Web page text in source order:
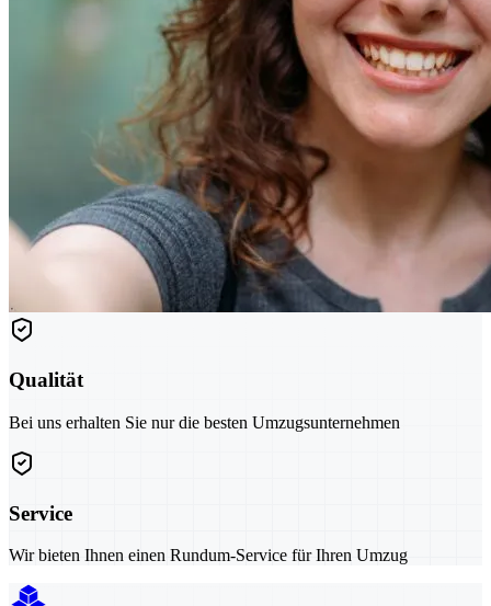
Qualität
Bei uns erhalten Sie nur die besten Umzugsunternehmen
Service
Wir bieten Ihnen einen Rundum-Service für Ihren Umzug